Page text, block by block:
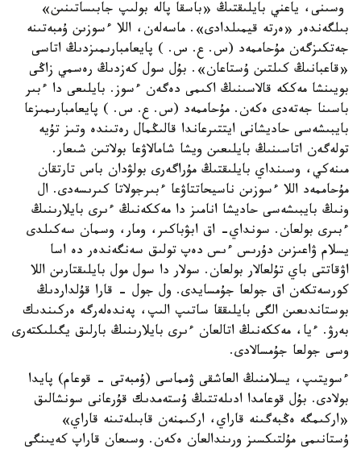
وسىنى، ياعني بايلىقتىڭ «باسقا پالە بولىپ جابىساتىنىن»
بىلگەندەر «ەرتە قيمىلدادى». ماسەلەن، اللا ءسوزىن ۇمبەتىنە
جەتكىزگەن مۇحاممەد (س. ع. س. ) پايعامبارىمىزدىڭ اتاسى
«قاعبانىڭ كىلتىن ۇستاعان». بۇل سول كەزدىڭ رەسمي زاڭى
بويىنشا مەككە قالاسىنىڭ اكىمى دەگەن ءسوز. بايلىعى دا ءبىر
باسىنا جەتەدى ەكەن. مۇحاممەد (س. ع. س. ) پايعامبارىمىزعا
بايبىشەسى حاديشانى ايتتىرعاندا قالىڭمال رەتىندە وتىز تۇيە
تولەگەن اتاسىنىڭ بايلىعىن ويشا شامالاۋعا بولاتىن شىعار.
مىنەكي، وسىنداي بايلىقتىڭ مۇراگەرى بولۋدان باس تارتقان
مۇحاممەد اللا ءسوزىن ناسيحاتتاۋعا ءبىرجولاتا كىرىسەدى. ال
ونىڭ بايبىشەسى حاديشا انامىز دا مەككەنىڭ ءىرى بايلارىنىڭ
ءبىرى بولعان. سونداي- اق ابۋباكىر، ومار، وسمان سەكىلدى
يسلام ۋاعىزىن دۇرىس ءىس دەپ تولىق سەنگەندەر دە اسا
اۋقاتتى باي تۇلعالار بولعان. سولار دا سول مول بايلىقتارىن اللا
كورسەتكەن اق جولعا جۇمسايدى. ول جول - قارا قۇلداردىڭ
بوستاندىعىن الگى بايلىققا ساتىپ الىپ، پەندەلەرگە ەركىندىك
بەرۋ. ءيا، مەككەنىڭ اتالعان ءىرى بايلارىنىڭ بارلىق يگىلىكتەرى
وسى جولعا جۇمسالادى.
ءسويتىپ، يسلامنىڭ العاشقى ۋمماسى (ۇمبەتى - قوعام) پايدا
بولادى. بۇل قوعامدا ادىلەتتىڭ ۇستەمدىك قۇرعانى سونشالىق
«اركىمگە ەڭبەگىنە قاراي، اركىمنەن قابىلەتىنە قاراي»
ۇستانىمى مۇلتىكسىز ورىندالعان ەكەن. وسىعان قاراپ كەيىنگى